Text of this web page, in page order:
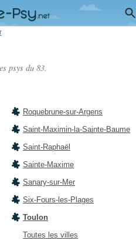
psys du 83.
Roquebrune-sur-Argens
Saint-Maximin-la-Sainte-Baume
Saint-Raphaël
Sainte-Maxime
Sanary-sur-Mer
Six-Fours-les-Plages
Toulon
Toutes les villes